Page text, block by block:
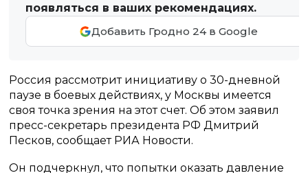
появляться в ваших рекомендациях.
Добавить Гродно 24 в Google
Россия рассмотрит инициативу о 30-дневной
паузе в боевых действиях, у Москвы имеется
своя точка зрения на этот счет. Об этом заявил
пресс-секретарь президента РФ Дмитрий
Песков, сообщает РИА Новости.
Он подчеркнул, что попытки оказать давление